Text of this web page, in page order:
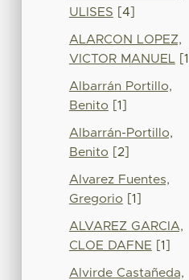
ULISES [4]
ALARCON LOPEZ,
VICTOR MANUEL [1]
Albarrán Portillo,
Benito [1]
Albarrán-Portillo,
Benito [2]
Alvarez Fuentes,
Gregorio [1]
ALVAREZ GARCIA,
CLOE DAFNE [1]
Alvirde Castañeda,